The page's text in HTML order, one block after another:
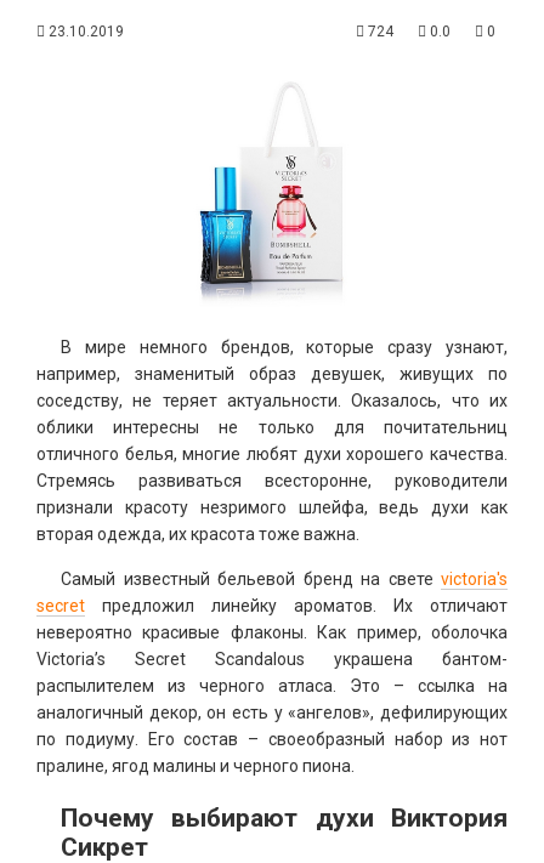
23.10.2019 724 0.0 0
В мире немного брендов, которые сразу узнают,
например, знаменитый образ девушек, живущих по
соседству, не теряет актуальности. Оказалось, что их
облики интересны не только для почитательниц
отличного белья, многие любят духи хорошего качества.
Стремясь развиваться всесторонне, руководители
признали красоту незримого шлейфа, ведь духи как
вторая одежда, их красота тоже важна.
Самый известный бельевой бренд на свете victoria's
secret предложил линейку ароматов. Их отличают
невероятно красивые флаконы. Как пример, оболочка
Victoria’s Secret Scandalous украшена бантом-
распылителем из черного атласа. Это – ссылка на
аналогичный декор, он есть у «ангелов», дефилирующих
по подиуму. Его состав – своеобразный набор из нот
пралине, ягод малины и черного пиона.
Почему выбирают духи Виктория
Сикрет